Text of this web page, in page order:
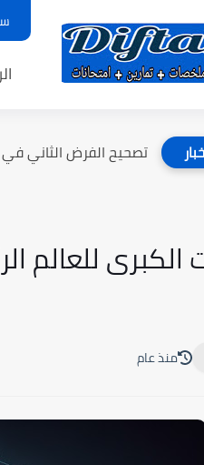
تصحيح الفرض الثاني في
منذ عام